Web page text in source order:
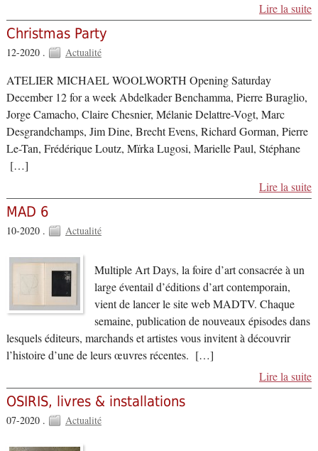
Lire la suite
Christmas Party
12-2020 . Actualité
ATELIER MICHAEL WOOLWORTH Opening Saturday
December 12 for a week Abdelkader Benchamma, Pierre Buraglio,
Jorge Camacho, Claire Chesnier, Mélanie Delattre-Vogt, Marc
Desgrandchamps, Jim Dine, Brecht Evens, Richard Gorman, Pierre
Le-Tan, Frédérique Loutz, Mïrka Lugosi, Marielle Paul, Stéphane
[…]
Lire la suite
MAD 6
10-2020 . Actualité
Multiple Art Days, la foire d’art consacrée à un
large éventail d’éditions d’art contemporain,
vient de lancer le site web MADTV. Chaque
semaine, publication de nouveaux épisodes dans
lesquels éditeurs, marchands et artistes vous invitent à découvrir
l’histoire d’une de leurs œuvres récentes. […]
Lire la suite
OSIRIS, livres & installations
07-2020 . Actualité